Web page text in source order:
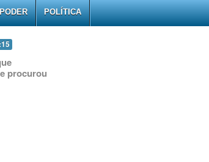
PODER POLÍTICA
procurou